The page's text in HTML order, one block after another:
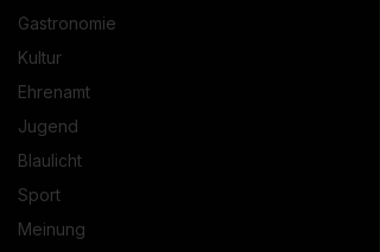
Gastronomie
Kultur
Ehrenamt
Jugend
Blaulicht
Sport
Meinung